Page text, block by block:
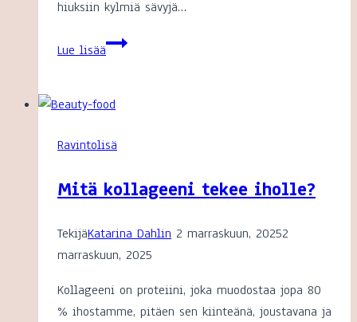
hiuksiin kylmiä sävyjä…
Lue lisääParas
7
hopeashampoota
Ravintolisä
Mitä kollageeni tekee iholle?
TekijäKatarina Dahlin 2 marraskuun, 20252
marraskuun, 2025
Kollageeni on proteiini, joka muodostaa jopa 80
% ihostamme, pitäen sen kiinteänä, joustavana ja